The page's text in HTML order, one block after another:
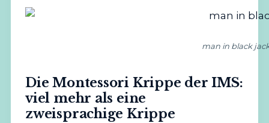
man in black
Die Montessori Krippe der IMS:
viel mehr als eine
zweisprachige Krippe